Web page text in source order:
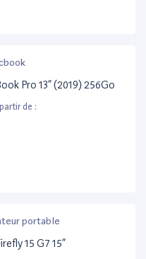
Pro 13” (2019) 256Go
de :
portable
15 G7 15”